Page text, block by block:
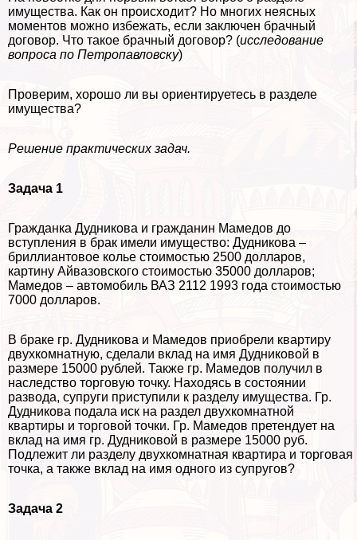
имущества. Как он происходит? Но многих неясных
моментов можно избежать, если заключен брачный
договор. Что такое брачный договор? (исследование
вопроса по Петропавловску)
Проверим, хорошо ли вы ориентируетесь в разделе
имущества?
Решение пpaктических задач.
Задача 1
Гражданка Дудникова и гражданин Мамедов до
вступления в бpaк имели имущество: Дудникова –
бриллиантовое колье стоимостью 2500 долларов,
картину Айвазовского стоимостью 35000 долларов;
Мамедов – автомобиль ВАЗ 2112 1993 года стоимостью
7000 долларов.
В бpaке гр. Дудникова и Мамедов приобрели квартиру
двухкомнатную, сделали вклад на имя Дудниковой в
размере 15000 рублей. Также гр. Мамедов получил в
наследство торговую точку. Находясь в состоянии
развода, супруги приступили к разделу имущества. Гр.
Дудникова подала иск на раздел двухкомнатной
квартиры и торговой точки. Гр. Мамедов претендует на
вклад на имя гр. Дудниковой в размере 15000 руб.
Подлежит ли разделу двухкомнатная квартира и торговая
точка, а также вклад на имя одного из супругов?
Задача 2